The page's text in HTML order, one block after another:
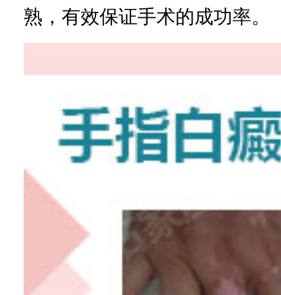
熟，有效保证手术的成功率。